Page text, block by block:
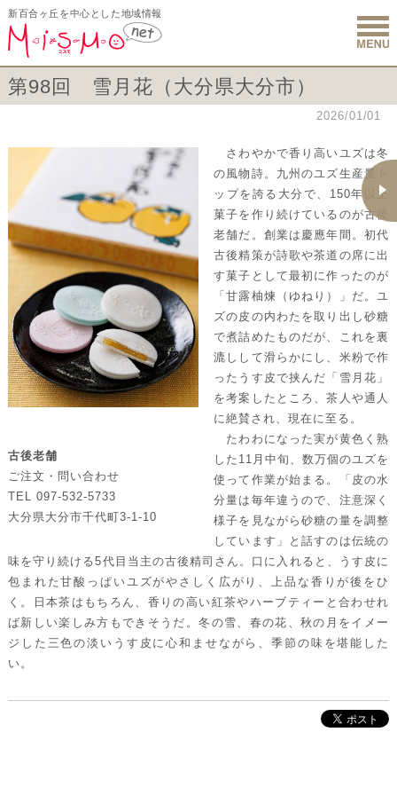
新百合ヶ丘を中心とした地域情報
新百合ヶ
第98回 雪月花（大分県大分市）
2026/01/01
古後老舗
ご注文・問い合わせ
TEL 097-532-5733
大分県大分市千代町3-1-10
さわやかで香り高いユズは冬
の風物詩。九州のユズ生産量ト
ップを誇る大分で、150年以上
菓子を作り続けているのが古後
老舗だ。創業は慶應年間。初代
古後精策が詩歌や茶道の席に出
す菓子として最初に作ったのが
「甘露柚煉（ゆねり）」だ。ユ
ズの皮の内わたを取り出し砂糖
で煮詰めたものだが、これを裏
漉しして滑らかにし、米粉で作
ったうす皮で挟んだ「雪月花」
を考案したところ、茶人や通人
に絶賛され、現在に至る。
たわわになった実が黄色く熟
した11月中旬、数万個のユズを
使って作業が始まる。「皮の水
分量は毎年違うので、注意深く
様子を見ながら砂糖の量を調整
しています」と話すのは伝統の
味を守り続ける5代目当主の古後精司さん。口に入れると、うす皮に
包まれた甘酸っぱいユズがやさしく広がり、上品な香りが後をひ
く。日本茶はもちろん、香りの高い紅茶やハーブティーと合わせれ
ば新しい楽しみ方もできそうだ。冬の雪、春の花、秋の月をイメー
ジした三色の淡いうす皮に心和ませながら、季節の味を堪能した
い。